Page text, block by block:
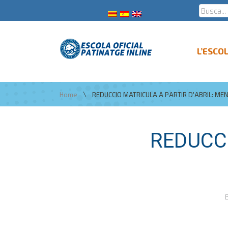
Home \ REDUCCIO MATRICULA A PARTIR D'ABRIL: